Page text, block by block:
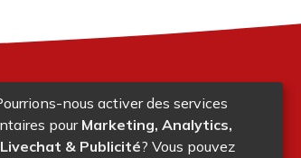
nous activer des services
pour Marketing, Analytics,
& Publicité? Vous pouvez